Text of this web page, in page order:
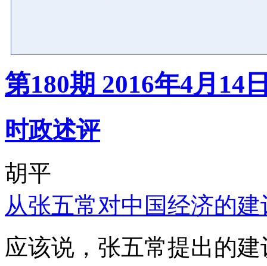
第180期 2016年4月14
时政述评
胡平
从张五常对中国经济的
应该说，张五常提出的